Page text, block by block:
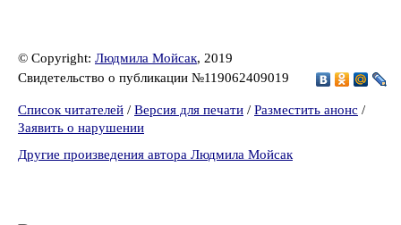
© Copyright: Людмила Мойсак, 2019
Свидетельство о публикации №119062409019
Список читателей / Версия для печати / Разместить анонс /
Заявить о нарушении
Другие произведения автора Людмила Мойсак